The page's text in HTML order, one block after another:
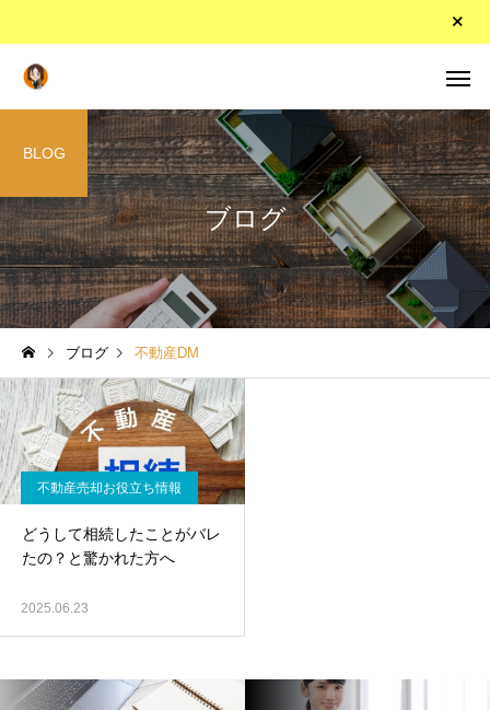
ブログ
BLOG
ブログ 不動産DM
不動産売却お役立ち情報
どうして相続したことがバレ
たの？と驚かれた方へ
2025.06.23